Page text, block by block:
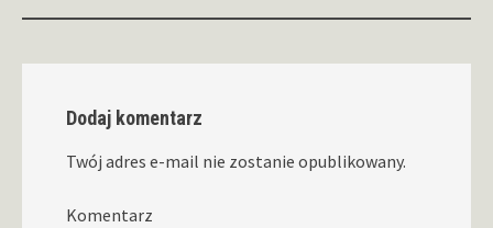
Dodaj komentarz
Twój adres e-mail nie zostanie opublikowany.
Komentarz